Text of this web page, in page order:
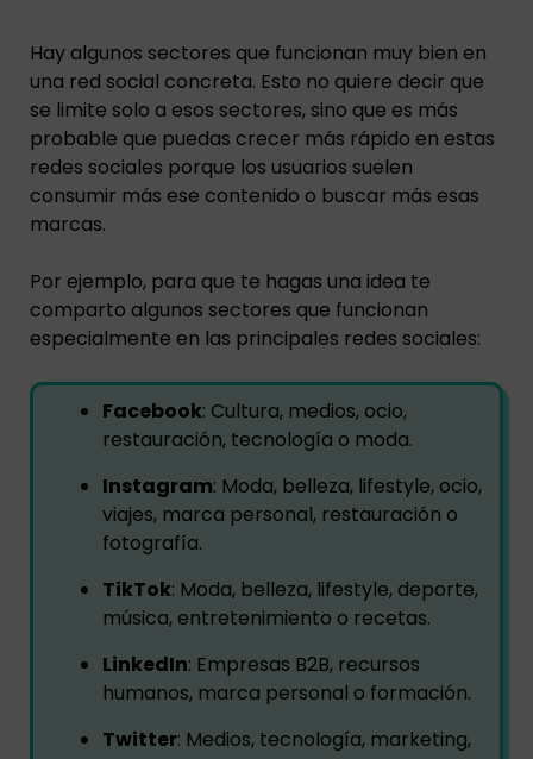
Hay algunos sectores que funcionan muy bien en
una red social concreta. Esto no quiere decir que
se limite solo a esos sectores, sino que es más
probable que puedas crecer más rápido en estas
redes sociales porque los usuarios suelen
consumir más ese contenido o buscar más esas
marcas.
Por ejemplo, para que te hagas una idea te
comparto algunos sectores que funcionan
especialmente en las principales redes sociales:
Facebook: Cultura, medios, ocio,
restauración, tecnología o moda.
Instagram: Moda, belleza, lifestyle, ocio,
viajes, marca personal, restauración o
fotografía.
TikTok: Moda, belleza, lifestyle, deporte,
música, entretenimiento o recetas.
LinkedIn: Empresas B2B, recursos
humanos, marca personal o formación.
Twitter: Medios, tecnología, marketing,